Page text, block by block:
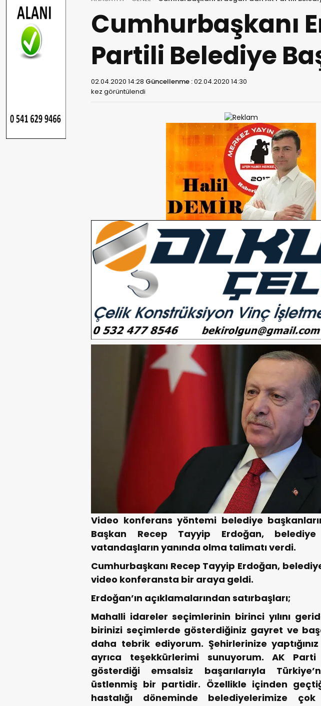
Cumhurbaşkanı
Partili Belediye
02.04.2020 14:28 Güncellenme :02.04.2020 14:30
kez görüntülendi
Video konferans yöntemi belediye
Başkan Recep Tayyip Erdoğan, belediye
vatandaşların yanında olma talimatı verdi.
Cumhurbaşkanı Recep Tayyip Erdoğan,
video konferansta bir araya geldi.
Erdoğan’ın açıklamalarından satırbaşları;
Mahalli idareler seçimlerinin birinci yılını
birinizi seçimlerde gösterdiğiniz gayret ve
daha tebrik ediyorum. Şehirlerinize
ayrıca teşekkürlerimi sunuyorum. AK Parti
gösterdiği emsalsiz başarılarıyla
üstlenmiş bir partidir. Özellikle içinden
hastalığı döneminde belediyelerimize